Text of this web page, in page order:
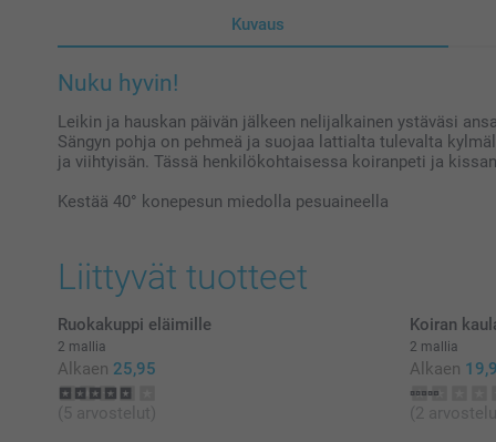
Kuvaus
Nuku hyvin!
Leikin ja hauskan päivän jälkeen nelijalkainen ystäväsi
Sängyn pohja on pehmeä ja suojaa lattialta tulevalta
ja viihtyisän. Tässä henkilökohtaisessa koiranpeti ja
Kestää 40° konepesun miedolla pesuaineella
Liittyvät tuotteet
Ruokakuppi eläimille
2 mallia
Alkaen 25,95
(5 arvostelut)
Koiran
2 mallia
Alkaen
(2